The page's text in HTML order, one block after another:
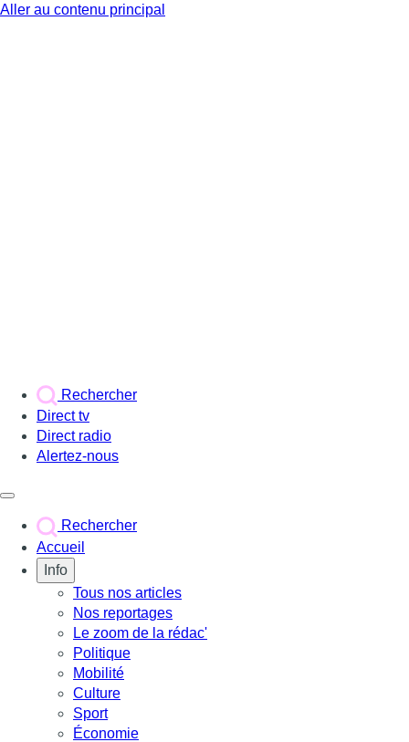
Aller au contenu principal
Rechercher
Direct tv
Direct radio
Alertez-nous
Rechercher
Accueil
Info
Tous nos articles
Nos reportages
Le zoom de la rédac'
Politique
Mobilité
Culture
Sport
Économie